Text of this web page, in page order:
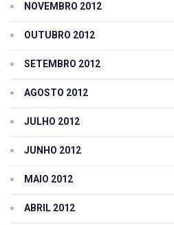
NOVEMBRO 2012
OUTUBRO 2012
SETEMBRO 2012
AGOSTO 2012
JULHO 2012
JUNHO 2012
MAIO 2012
ABRIL 2012